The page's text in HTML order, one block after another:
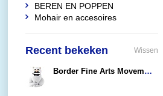
BEREN EN POPPEN
Mohair en accesoires
Recent bekeken Wissen
Border Fine Arts Movember